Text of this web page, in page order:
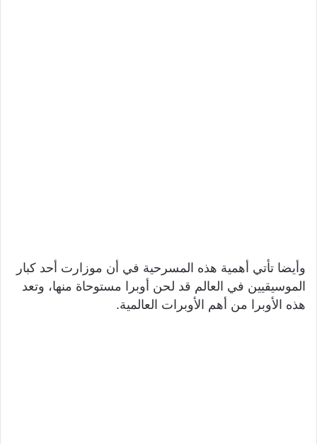
وأيضا تأتي أهمية هذه المسرحية في أن موزارت أحد كبار
الموسيقيين في العالم قد لحن أوبرا مستوحاة منها، وتعد
هذه الأوبرا من أهم الأوبرات العالمية.